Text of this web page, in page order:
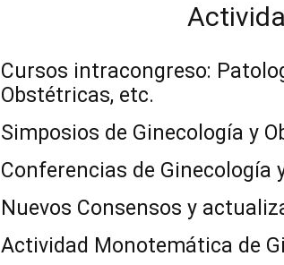
Cursos intracongreso:
Obstétricas, etc.
Simposios de Ginecología y
Conferencias de Ginecología
Nuevos Consensos y
Actividad Monotemática de